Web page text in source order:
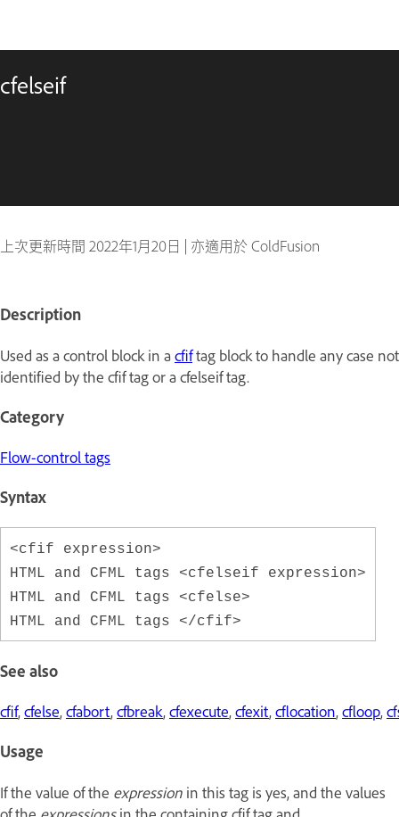
cfelseif
上次更新時間 2022年1月20日 | 亦適用於 ColdFusion
Description
Used as a control block in acfiftag block to handle any case not
identified by the cfif tag or a cfelseif tag.
Category
Flow-control tags
Syntax
<cfif expression>
HTML and CFML tags <cfelseif expression>
HTML and CFML tags <cfelse>
HTML and CFML tags </cfif>
See also
cfif,cfelse,cfabort,cfbreak,cfexecute,cfexit,cflocation,cfloop,
Usage
If the value of the expression in this tag is yes, and the values